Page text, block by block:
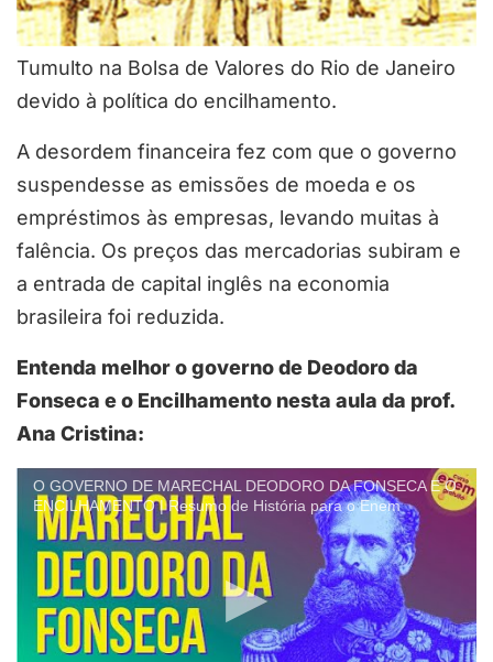
Tumulto na Bolsa de Valores do Rio de Janeiro
devido à política do encilhamento.
A desordem financeira fez com que o governo
suspendesse as emissões de moeda e os
empréstimos às empresas, levando muitas à
falência. Os preços das mercadorias subiram e
a entrada de capital inglês na economia
brasileira foi reduzida.
Entenda melhor o governo de Deodoro da
Fonseca e o Encilhamento nesta aula da prof.
Ana Cristina:
O GOVERNO DE MARECHAL DEODORO DA FONSECA E O
ENCILHAMENTO | Resumo de História para o Enem